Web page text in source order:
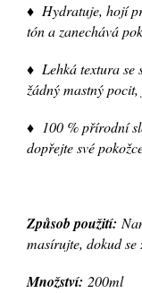
♦ Hydratuje, hojí
tón a zanechává
♦ Lehká textura se
žádný mastný
♦ 100 % přírodní
dopřejte své
Způsob použití:
masírujte, dokud se
Množství: 200ml